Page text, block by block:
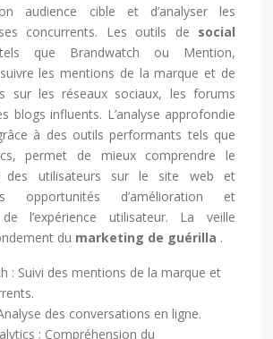
audience cible et d’analyser les
concurrents. Les outils de social
que Brandwatch ou Mention,
les mentions de la marque et de
sur les réseaux sociaux, les forums
blogs influents. L’analyse approfondie
à des outils performants tels que
permet de mieux comprendre le
des utilisateurs sur le site web et
opportunités d’amélioration et
de l’expérience utilisateur. La veille
du marketing de guérilla .
: Suivi des mentions de la marque et
des conversations en ligne.
: Compréhension du